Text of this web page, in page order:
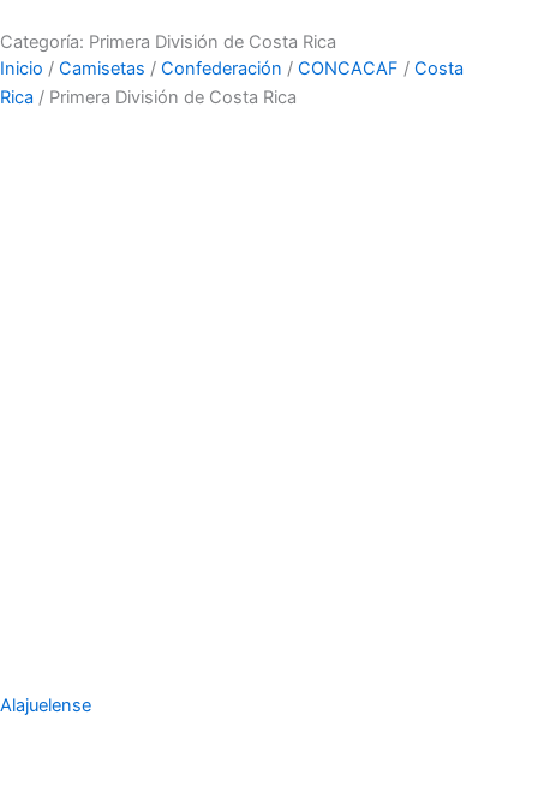
Categoría: Primera División de Costa Rica
Inicio / Camisetas / Confederación / CONCACAF / Costa
Rica / Primera División de Costa Rica
Alajuelense